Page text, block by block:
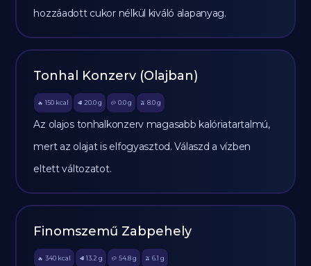
hozzáadott cukor nélkül kiváló alapanyag.
Tonhal Konzerv (Olajban)
🔥 150 kcal 🥩 20.0 g 🥔 0.0g 🫒 8.0 g
Az olajos tonhalkonzerv magasabb kalóriatartalmú,
mert az olajat is elfogyasztod. Válaszd a vízben
eltett változatot.
Finomszemű Zabpehely
🔥 340 kcal 🥩 13.2 g 🥔 54.8g 🫒 6.1 g